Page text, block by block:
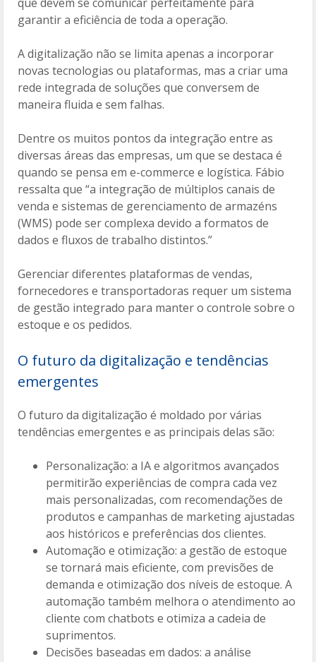
garantir a eficiência de toda a operação.
A digitalização não se limita apenas a incorporar
novas tecnologias ou plataformas, mas a criar uma
rede integrada de soluções que conversem de
maneira fluida e sem falhas.
Dentre os muitos pontos da integração entre as
diversas áreas das empresas, um que se destaca é
quando se pensa em e-commerce e logística. Fábio
ressalta que “a integração de múltiplos canais de
venda e sistemas de gerenciamento de armazéns
(WMS) pode ser complexa devido a formatos de
dados e fluxos de trabalho distintos.”
Gerenciar diferentes plataformas de vendas,
fornecedores e transportadoras requer um sistema
de gestão integrado para manter o controle sobre o
estoque e os pedidos.
O futuro da digitalização e tendências
emergentes
O futuro da digitalização é moldado por várias
tendências emergentes e as principais delas são:
Personalização: a IA e algoritmos avançados
permitirão experiências de compra cada vez
mais personalizadas, com recomendações de
produtos e campanhas de marketing ajustadas
aos históricos e preferências dos clientes.
Automação e otimização: a gestão de estoque
se tornará mais eficiente, com previsões de
demanda e otimização dos níveis de estoque. A
automação também melhora o atendimento ao
cliente com chatbots e otimiza a cadeia de
suprimentos.
Decisões baseadas em dados: a análise